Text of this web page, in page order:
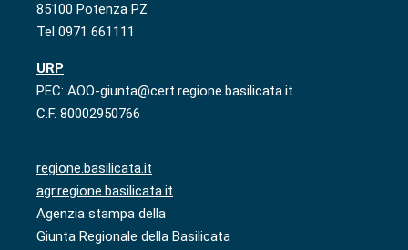
85100 Potenza PZ
Tel 0971 661111
URP
PEC: AOO-giunta@cert.regione.basilicata.it
C.F. 80002950766
regione.basilicata.it
agr.regione.basilicata.it
Agenzia stampa della
Giunta Regionale della Basilicata